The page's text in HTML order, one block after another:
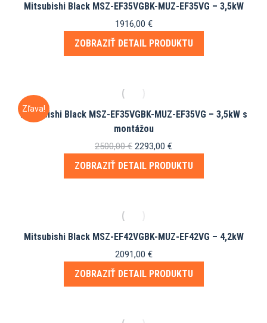
Mitsubishi Black MSZ-EF35VGBK-MUZ-EF35VG – 3,5kW
1916,00 €
ZOBRAZIŤ DETAIL PRODUKTU
Zľava!
Mitsubishi Black MSZ-EF35VGBK-MUZ-EF35VG – 3,5kW s
montážou
2500,00€ Pôvodná
cena
2293,00 €Aktuálna
cena
ZOBRAZIŤ DETAIL PRODUKTU
Mitsubishi Black MSZ-EF42VGBK-MUZ-EF42VG – 4,2kW
2091,00 €
ZOBRAZIŤ DETAIL PRODUKTU